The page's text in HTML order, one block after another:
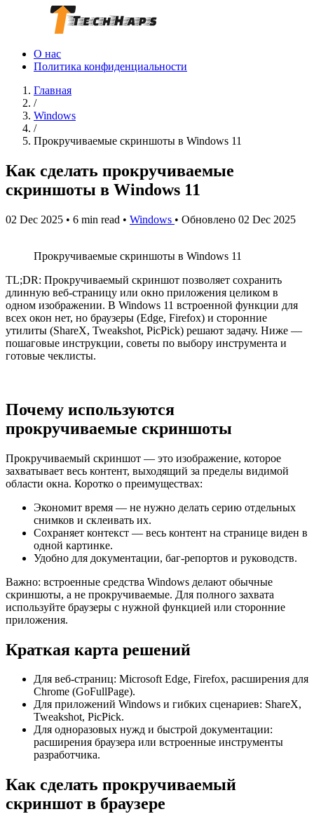
О нас
Политика конфиденциальности
Главная
/
Windows
/
Прокручиваемые скриншоты в Windows 11
Как сделать прокручиваемые
скриншоты в Windows 11
02 Dec 2025 • 6 min read • Windows • Обновлено 02 Dec 2025
Прокручиваемые скриншоты в Windows 11
TL;DR: Прокручиваемый скриншот позволяет сохранить
длинную веб-страницу или окно приложения целиком в
одном изображении. В Windows 11 встроенной функции для
всех окон нет, но браузеры (Edge, Firefox) и сторонние
утилиты (ShareX, Tweakshot, PicPick) решают задачу. Ниже —
пошаговые инструкции, советы по выбору инструмента и
готовые чеклисты.
Почему используются
прокручиваемые скриншоты
Прокручиваемый скриншот — это изображение, которое
захватывает весь контент, выходящий за пределы видимой
области окна. Коротко о преимуществах:
Экономит время — не нужно делать серию отдельных
снимков и склеивать их.
Сохраняет контекст — весь контент на странице виден в
одной картинке.
Удобно для документации, баг-репортов и руководств.
Важно: встроенные средства Windows делают обычные
скриншоты, а не прокручиваемые. Для полного захвата
используйте браузеры с нужной функцией или сторонние
приложения.
Краткая карта решений
Для веб-страниц: Microsoft Edge, Firefox, расширения для
Chrome (GoFullPage).
Для приложений Windows и гибких сценариев: ShareX,
Tweakshot, PicPick.
Для одноразовых нужд и быстрой документации:
расширения браузера или встроенные инструменты
разработчика.
Как сделать прокручиваемый
скриншот в браузере